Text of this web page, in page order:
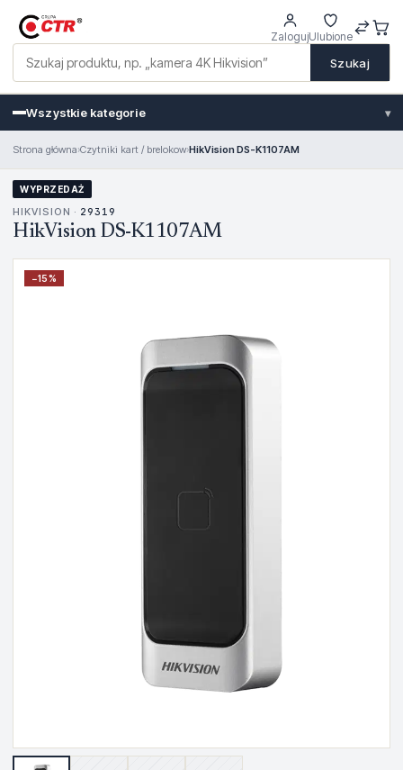
Szukaj
ZalogujUlubione
Wszystkie kategorie ▾
Strona główna›Czytniki kart / brelokow›HikVision DS-K1107AM
WYPRZEDAŻ
HIKVISION · 29319
HikVision DS-K1107AM
−15%